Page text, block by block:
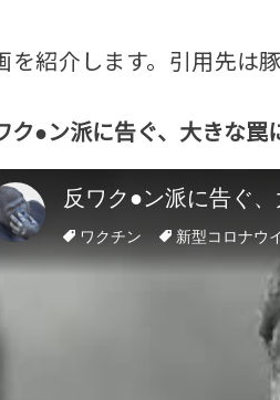
を紹介します。引用先は
ク●ン派に告ぐ、大きな罠